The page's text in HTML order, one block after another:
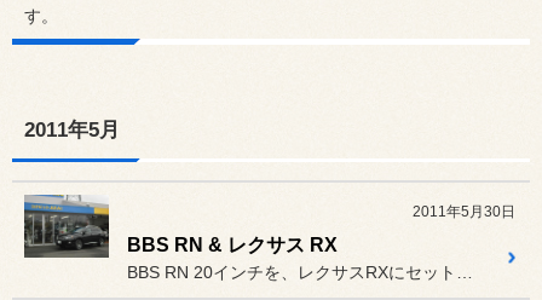
す。
2011年5月
2011年5月30日
BBS RN & レクサス RX